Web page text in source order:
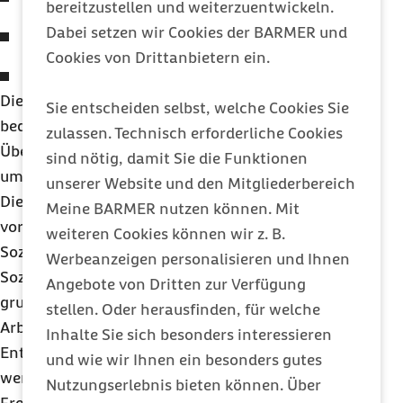
bereitzustellen und weiterzuentwickeln.
Dabei setzen wir Cookies der BARMER und
Cookies von Drittanbietern ein.
Sie entscheiden selbst, welche Cookies Sie
zulassen. Technisch erforderliche Cookies
sind nötig, damit Sie die Funktionen
unserer Website und den Mitgliederbereich
Meine BARMER nutzen können. Mit
weiteren Cookies können wir z. B.
Werbeanzeigen personalisieren und Ihnen
Angebote von Dritten zur Verfügung
stellen. Oder herausfinden, für welche
Inhalte Sie sich besonders interessieren
und wie wir Ihnen ein besonders gutes
Nutzungserlebnis bieten können. Über
Einmalzahlungen
Die Konten sind als Entgeltkonten zu führen. Dies
bedeutet, dass auch Zeitguthaben wie
Überstunden oder Urlaubstage in Entgelt
umzurechnen sind.
Die Anlage der Wertguthaben erfolgt brutto, also
vor Abzug von Steuern und
Sozialversicherungsbeiträgen. Die Fälligkeit der
Sozialversicherungsbeiträge richtet sich
grundsätzlich nach dem Zeitpunkt der
Arbeitsleistung und nicht nach dem Zeitpunkt der
Entgeltzahlung. Bei Lebensarbeitszeitkonten
werden die Beiträge jedoch erst in der